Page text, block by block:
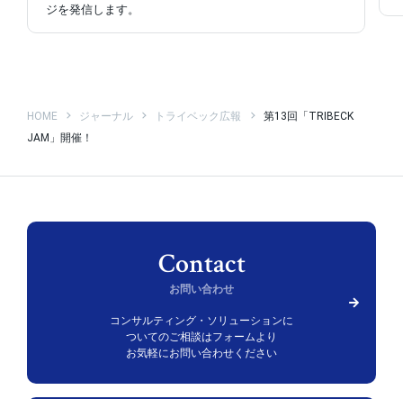
HOME ジャーナル トライベック広報
第13回「TRIBECK
JAM」開催！
ジを発信します。
お問い合わせ
コンサルティング・ソリューションに
ついてのご相談はフォームより
お気軽にお問い合わせください